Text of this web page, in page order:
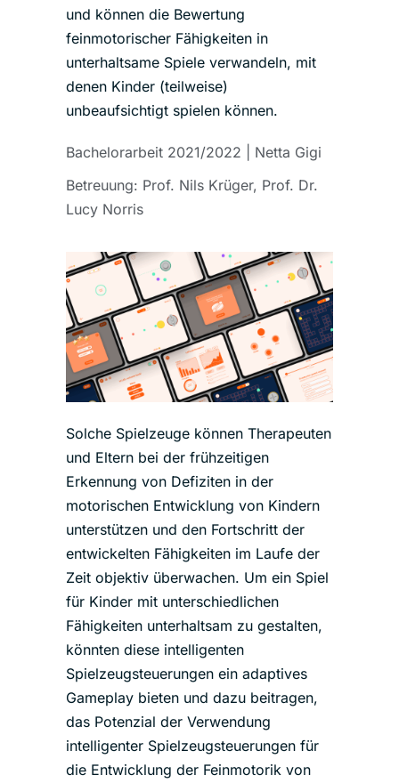
und können die Bewertung
feinmotorischer Fähigkeiten in
unterhaltsame Spiele verwandeln, mit
denen Kinder (teilweise)
unbeaufsichtigt spielen können.
Bachelorarbeit 2021/2022 | Netta Gigi
Betreuung: Prof. Nils Krüger, Prof. Dr.
Lucy Norris
Solche Spielzeuge können Therapeuten
und Eltern bei der frühzeitigen
Erkennung von Defiziten in der
motorischen Entwicklung von Kindern
unterstützen und den Fortschritt der
entwickelten Fähigkeiten im Laufe der
Zeit objektiv überwachen. Um ein Spiel
für Kinder mit unterschiedlichen
Fähigkeiten unterhaltsam zu gestalten,
könnten diese intelligenten
Spielzeugsteuerungen ein adaptives
Gameplay bieten und dazu beitragen,
das Potenzial der Verwendung
intelligenter Spielzeugsteuerungen für
die Entwicklung der Feinmotorik von